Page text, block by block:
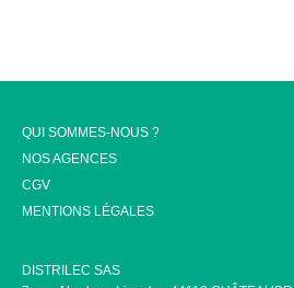
QUI SOMMES-NOUS ?
NOS AGENCES
CGV
MENTIONS LÉGALES
DISTRILEC SAS